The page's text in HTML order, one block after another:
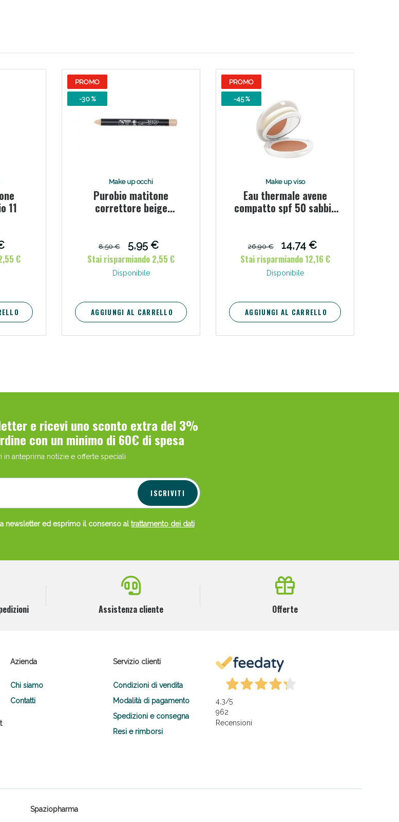
11
€
PROMO
-30 %
Make up occhi
Purobio matitone
correttore beige
8,50 €
5,95 €
Stai risparmiando 2,55 €
Disponibile
AGGIUNGI AL CARRELLO
PROMO
-45 %
Make up viso
Eau thermale avene
compatto spf 50 sabbia
26,90 €
14,74 €
Stai risparmiando 12,16 €
Disponibile
AGGIUNGI AL CARRELLO
e ricevi uno sconto extra del 3%
con un minimo di 60€ di spesa
in anteprima notizie e offerte speciali
ISCRIVITI
newsletter ed esprimo il consenso al trattamento dei dati
Assistenza cliente Offerte
Azienda
Chi siamo
Contatti
Servizio clienti
Condizioni di vendita
Modalità di pagamento
Spedizioni e consegna
Resi e rimborsi
4,3/5
962
Recensioni
Spaziopharma